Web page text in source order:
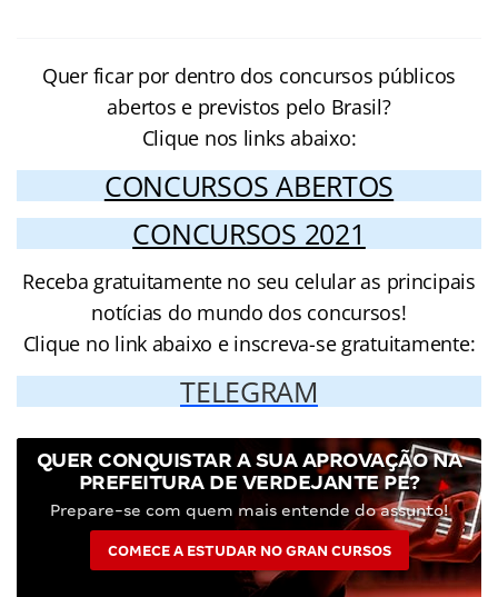
Quer ficar por dentro dos concursos públicos
abertos e previstos pelo Brasil?
Clique nos links abaixo:
CONCURSOS ABERTOS
CONCURSOS 2021
Receba gratuitamente no seu celular as principais
notícias do mundo dos concursos!
Clique no link abaixo e inscreva-se gratuitamente:
TELEGRAM
QUER CONQUISTAR A SUA APROVAÇÃO NA
PREFEITURA DE VERDEJANTE PE?
Prepare-se com quem mais entende do assunto!
COMECE A ESTUDAR NO GRAN CURSOS